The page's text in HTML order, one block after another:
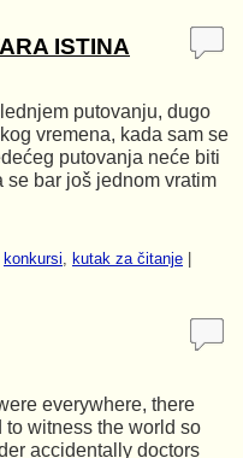
ISTINA
putovanju, dugo
vremena, kada sam se
putovanja neće biti
bar još jednom vratim
konkursi, kutak za čitanje
everywhere, there
witness the world so
accidentally doctors